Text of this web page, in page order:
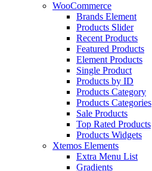
WooCommerce
Brands Element
Products Slider
Recent Products
Featured Products
Element Products
Single Product
Products by ID
Products Category
Products Categories
Sale Products
Top Rated Products
Products Widgets
Xtemos Elements
Extra Menu List
Gradients